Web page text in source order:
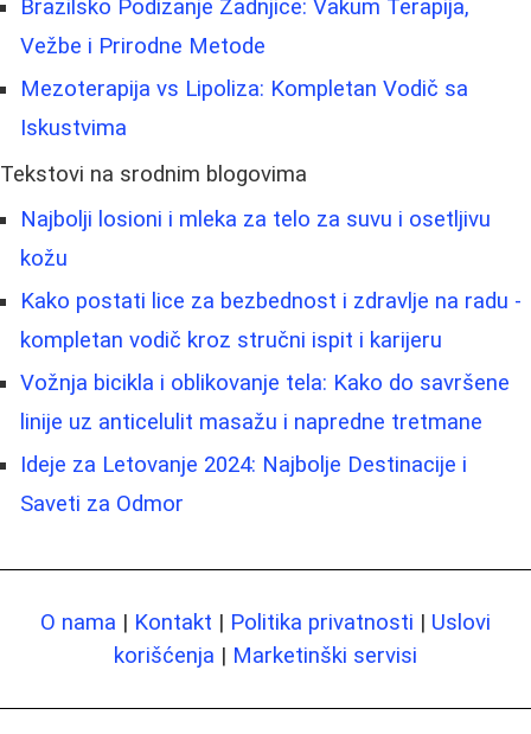
Brazilsko Podizanje Zadnjice: Vakum Terapija,
Vežbe i Prirodne Metode
Mezoterapija vs Lipoliza: Kompletan Vodič sa
Iskustvima
Tekstovi na srodnim blogovima
Najbolji losioni i mleka za telo za suvu i osetljivu
kožu
Kako postati lice za bezbednost i zdravlje na radu -
kompletan vodič kroz stručni ispit i karijeru
Vožnja bicikla i oblikovanje tela: Kako do savršene
linije uz anticelulit masažu i napredne tretmane
Ideje za Letovanje 2024: Najbolje Destinacije i
Saveti za Odmor
O nama | Kontakt | Politika privatnosti | Uslovi
korišćenja | Marketinški servisi